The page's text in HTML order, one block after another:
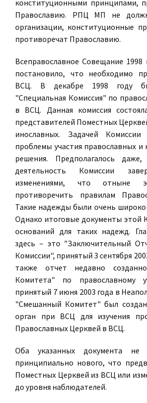
конституционными принципами,
Православию. РПЦ МП не
организации, конституционные
противоречат Православию.
Всеправославное Совещание 1998
постановило, что необходимо
ВСЦ. В декабре 1998 году
"Специальная Комиссия" по
в ВСЦ. Данная комиссия
представителей Поместных
инославных. Задачей
проблемы участия православных и
решения. Предполагалось
деятельность Комиссии
изменениями, что отныне
противоречить правилам
Такие надежды были очень широко
Однако итоговые документы этой
оснований для таких надежд.
здесь – это "Заключительный
Комиссии", принятый 3 сентября
также отчет недавно
Комитета" по православному
принятый 7 июня 2003 года в
"Смешанный Комитет" был
орган при ВСЦ для изучения
Православных Церквей в ВСЦ.
Оба указанных документа не
принципиально нового, что
Поместных Церквей из ВСЦ или
до уровня наблюдателей.